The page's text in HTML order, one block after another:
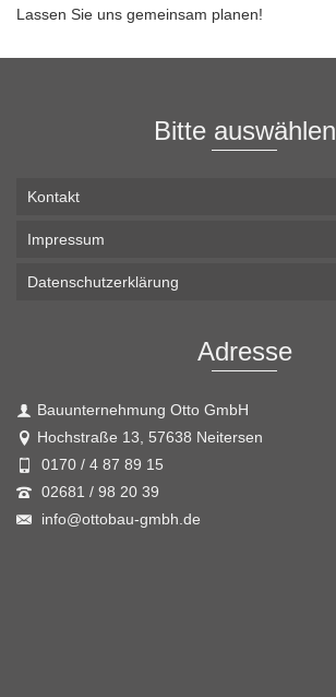
Lassen Sie uns gemeinsam planen!
Bitte auswählen
Kontakt
Impressum
Datenschutzerklärung
Adresse
Bauunternehmung Otto GmbH
Hochstraße 13, 57638 Neitersen
0170 / 4 87 89 15
02681 / 98 20 39
info@ottobau-gmbh.de